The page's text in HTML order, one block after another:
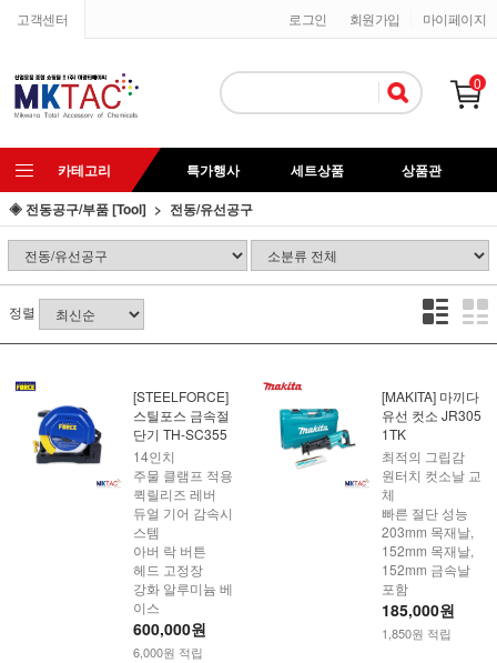
고객센터 마이페이지
회원가입
로그인
0
카테고리 특가행사 세트상품
상품관
◈ 전동공구/부품 [Tool]
전동/유선공구
정렬
[STEELFORCE]
스틸포스 금속절
단기 TH-SC355
14인치
주물 클램프 적용
퀵릴리즈 레버
듀얼 기어 감속시
스템
아버 락 버튼
헤드 고정장
강화 알루미늄 베
이스
600,000원
6,000원 적립
[MAKITA] 마끼다
유선 컷소 JR305
1TK
최적의 그립감
원터치 컷소날 교
체
빠른 절단 성능
203mm 목재날,
152mm 목재날,
152mm 금속날
포함
185,000원
1,850원 적립